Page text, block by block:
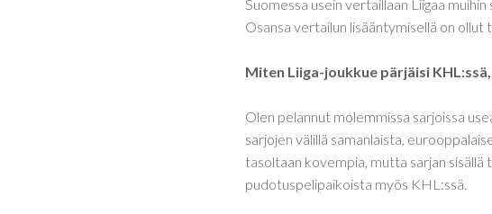
Suomessa usein vertaillaan Liigaa
Osansa vertailun lisääntymisellä on ollut
Miten Liiga-joukkue pärjäisi
Olen pelannut molemmissa sarjoissa
sarjojen välillä samanlaista,
tasoltaan kovempia, mutta sarjan
pudotuspelipaikoista myös KHL:ssä.